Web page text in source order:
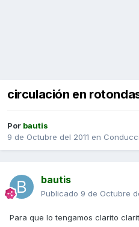
circulación en
Por bautis
9 de Octubre del 2011 en
bautis
Publicado 9 de Octubre
Para que lo tengamos clarito